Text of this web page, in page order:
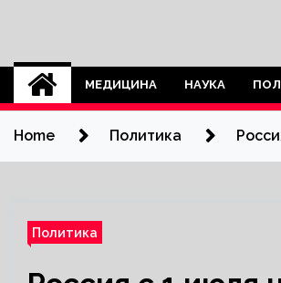
МЕДИЦИНА НАУКА
Home Политика
Политика